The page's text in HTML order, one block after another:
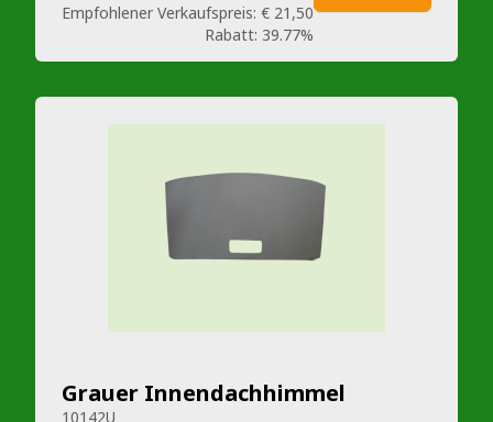
Empfohlener Verkaufspreis: € 21,50
Rabatt: 39.77%
Grauer Innendachhimmel
10142U